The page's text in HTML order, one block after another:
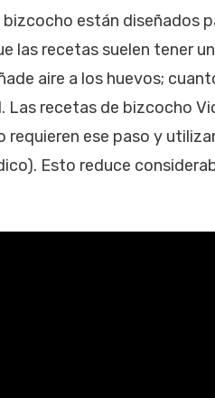
están diseñados
las recetas suelen tener
aire a los huevos;
Las recetas de bizcocho
requieren ese paso y
Esto reduce